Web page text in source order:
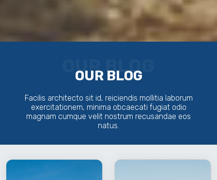
OUR BLOG
OUR BLOG
Facilis architecto sit id, reiciendis mollitia laborum
exercitationem, minima obcaecati fugiat odio
magnam cumque velit nostrum recusandae eos
natus.